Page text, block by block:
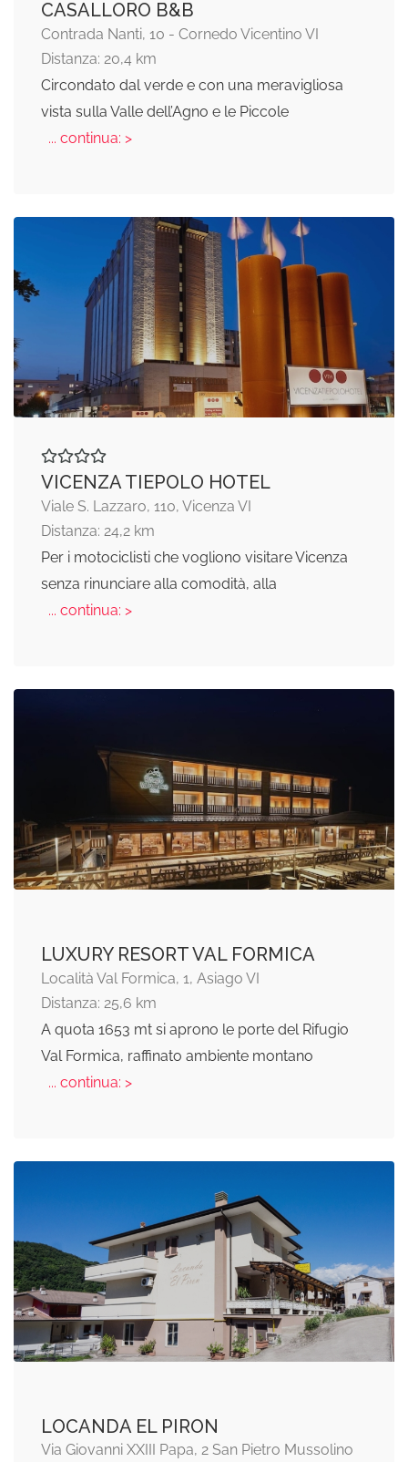
CASALLORO B&B
Contrada Nanti, 10 - Cornedo Vicentino VI
Distanza: 20,4 km
Circondato dal verde e con una meravigliosa
vista sulla Valle dell’Agno e le Piccole
... continua: >
VICENZA TIEPOLO HOTEL
Viale S. Lazzaro, 110, Vicenza VI
Distanza: 24,2 km
Per i motociclisti che vogliono visitare Vicenza
senza rinunciare alla comodità, alla
... continua: >
LUXURY RESORT VAL FORMICA
Località Val Formica, 1, Asiago VI
Distanza: 25,6 km
A quota 1653 mt si aprono le porte del Rifugio
Val Formica, raffinato ambiente montano
... continua: >
LOCANDA EL PIRON
Via Giovanni XXIII Papa, 2 San Pietro Mussolino